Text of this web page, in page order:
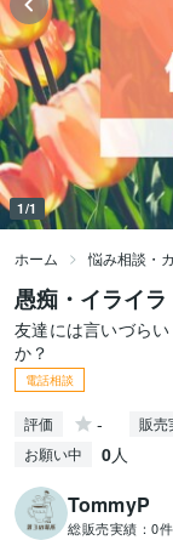
1/1
ホーム 悩み相談・
愚痴・イライ
友達には言いづら
か？
電話相談
評価 - 販売
お願い中 0人
TommyP
総販売実績： 0件